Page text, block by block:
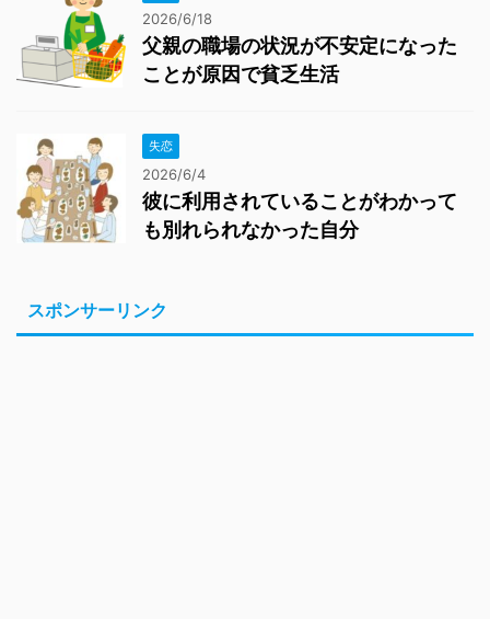
2026/6/18
父親の職場の状況が不安定になった
ことが原因で貧乏生活
失恋
2026/6/4
彼に利用されていることがわかって
も別れられなかった自分
スポンサーリンク